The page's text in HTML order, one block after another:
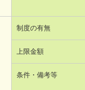
制度の有無
上限金額
条件・備考等